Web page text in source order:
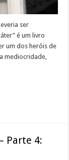
ser
é um livro
um dos heróis de
mediocridade,
Parte 4: